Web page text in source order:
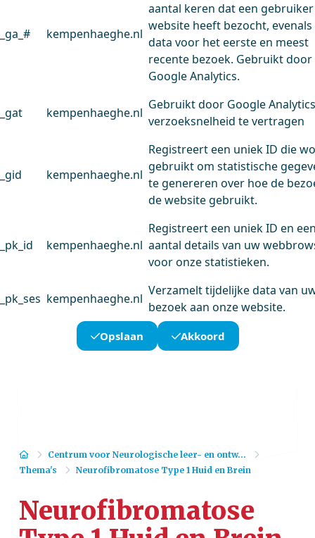
_ga_# kempenhaeghe.nl
aantal keren dat een
website heeft bezocht, evenals
data voor het eerste en meest
recente bezoek. Gebruikt door
Google Analytics.
_gat kempenhaeghe.nl
Gebruikt door Google
verzoeksnelheid te vertragen
_gid kempenhaeghe.nl
Registreert een uniek ID die
gebruikt om statistische
te genereren over hoe de
de website gebruikt.
_pk_id kempenhaeghe.nl
Registreert een uniek ID en
aantal details van uw
voor onze statistieken.
_pk_ses kempenhaeghe.nl
Verzamelt tijdelijke data van
bezoek aan onze website.
Opslaan Akkoord
HomeCentrum voor Neurologische leer- en ontw...
Thema's
Neurofibromatose Type 1 Huid en Brein
Neurofibromatose